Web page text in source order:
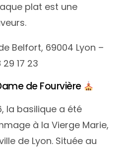
plat est une
Belfort, 69004 Lyon –
17 23
de Fourvière
la basilique a été
à la Vierge Marie,
de Lyon. Située au